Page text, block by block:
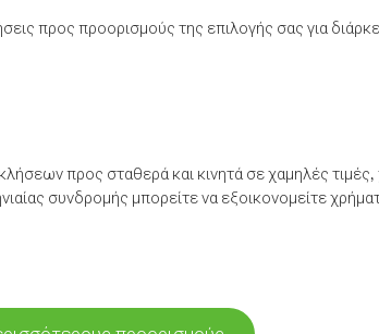
προς προορισμούς της επιλογής σας για
προς σταθερά και κινητά σε χαμηλές τιμές,
συνδρομής μπορείτε να εξοικονομείτε